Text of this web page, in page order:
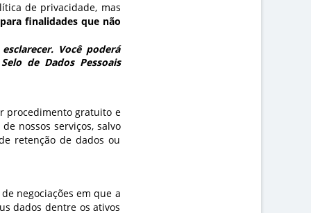
de privacidade, mas
finalidades que não
Você poderá
de Dados Pessoais
procedimento gratuito e
nossos serviços, salvo
retenção de dados ou
negociações em que a
dados dentre os ativos